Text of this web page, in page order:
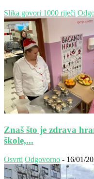
Slika govori 1000 riječi
Znaš što je zdrava
škole,...
Osvrti Odgovorno - 16/01/